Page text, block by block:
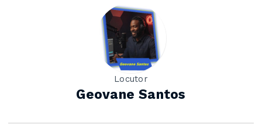
Locutor
Geovane Santos